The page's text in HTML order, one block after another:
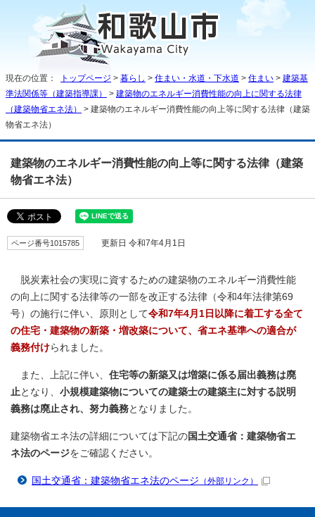
現在の位置： トップページ > 暮らし > 住まい・水道・下水道 > 住まい > 建築基
準法関係等（建築指導課）
> 建築物のエネルギー消費性能の向上に関する法律
（建築物省エネ法）
> 建築物のエネルギー消費性能の向上等に関する法律（建築
物省エネ法）
建築物のエネルギー消費性能の向上等に関する法律（建築
物省エネ法）
ページ番号1015785 更新日 令和7年4月1日
脱炭素社会の実現に資するための建築物のエネルギー消費性能
の向上に関する法律等の一部を改正する法律（令和4年法律第69
号）の施行に伴い、原則として令和7年4月1日以降に着工する全て
の住宅・建築物の新築・増改築について、省エネ基準への適合が
義務付けられました。
また、上記に伴い、 住宅等の新築又は増築に係る届出義務は廃
止となり、 小規模建築物についての建築士の建築主に対する説明
義務は廃止され、努力義務となりました。
建築物省エネ法の詳細については下記の国土交通省：建築物省エ
ネ法のページをご確認ください。
国土交通省：建築物省エネ法のページ （外部リンク）